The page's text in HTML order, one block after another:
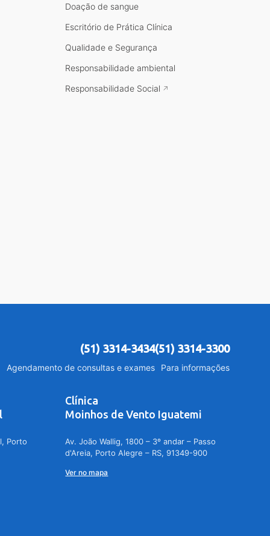
Doação de sangue
Escritório de Prática Clínica
Qualidade e Segurança
Responsabilidade ambiental
Responsabilidade Social
(51) 3314-3434
Agendamento de consultas e exames
(51) 3314-3300
Para informações
Porto
Clínica
Moinhos de Vento Iguatemi
Av. João Wallig, 1800 – 3º andar – Passo
d'Areia, Porto Alegre – RS, 91349-900
Ver no mapa